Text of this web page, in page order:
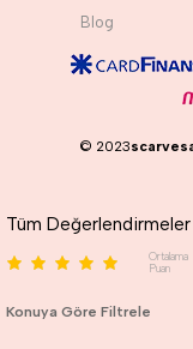
Blog
© 2023
Tüm Değerlendirmeler
Ortalama
Puan
Konuya Göre Filtrele